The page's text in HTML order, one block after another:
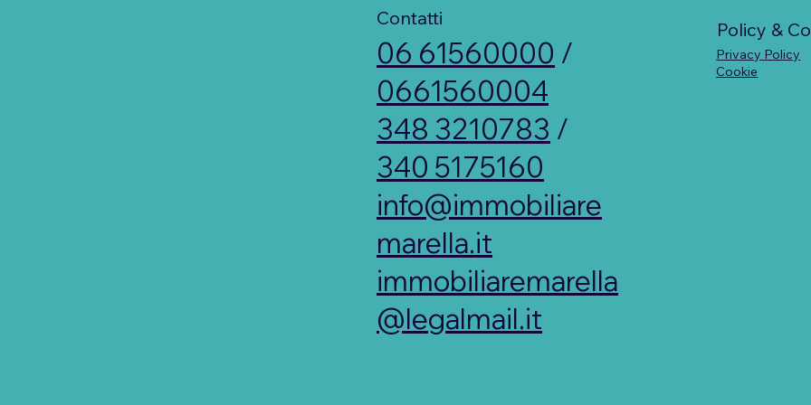
Contatti
06 61560000 /
0661560004
348 3210783 /
340 5175160
info@immobiliare
marella.it
immobiliaremarella
@legalmail.it
Policy &
Privacy Policy
Cookie